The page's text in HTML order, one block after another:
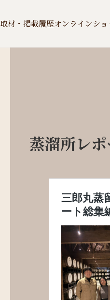
取材・掲載履歴オンラインシ
蒸溜所レポ